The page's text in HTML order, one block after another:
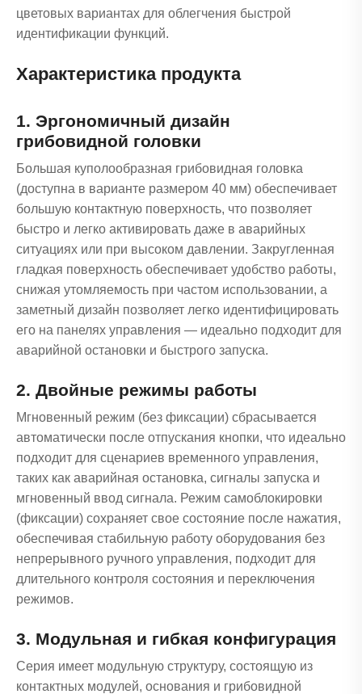
цветовых вариантах для облегчения быстрой
идентификации функций.
Характеристика продукта
1. Эргономичный дизайн
грибовидной головки
Большая куполообразная грибовидная головка
(доступна в варианте размером 40 мм) обеспечивает
большую контактную поверхность, что позволяет
быстро и легко активировать даже в аварийных
ситуациях или при высоком давлении. Закругленная
гладкая поверхность обеспечивает удобство работы,
снижая утомляемость при частом использовании, а
заметный дизайн позволяет легко идентифицировать
его на панелях управления — идеально подходит для
аварийной остановки и быстрого запуска.
2. Двойные режимы работы
Мгновенный режим (без фиксации) сбрасывается
автоматически после отпускания кнопки, что идеально
подходит для сценариев временного управления,
таких как аварийная остановка, сигналы запуска и
мгновенный ввод сигнала. Режим самоблокировки
(фиксации) сохраняет свое состояние после нажатия,
обеспечивая стабильную работу оборудования без
непрерывного ручного управления, подходит для
длительного контроля состояния и переключения
режимов.
3. Модульная и гибкая конфигурация
Серия имеет модульную структуру, состоящую из
контактных модулей, основания и грибовидной